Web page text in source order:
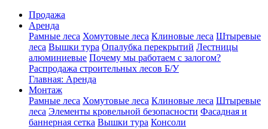
Продажа
Аренда
Рамные леса Хомутовые леса Клиновые леса Штыревые
леса Вышки тура Опалубка перекрытий Лестницы
алюминиевые Почему мы работаем с залогом?
Распродажа строительных лесов Б/У
Главная: Аренда
Монтаж
Рамные леса Хомутовые леса Клиновые леса Штыревые
леса Элементы кровельной безопасности Фасадная и
баннерная сетка Вышки тура Консоли